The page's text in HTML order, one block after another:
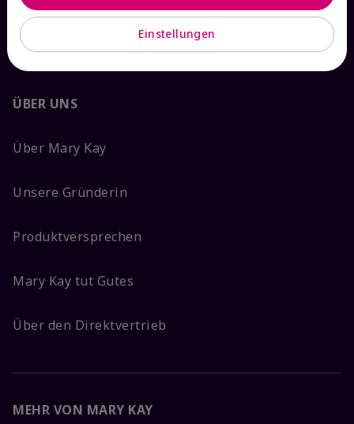
Mary Kay kontaktieren
ÜBER UNS
Über Mary Kay
Unsere Gründerin
Produktversprechen
Mary Kay tut Gutes
Über den Direktvertrieb
MEHR VON MARY KAY
Einstellungen